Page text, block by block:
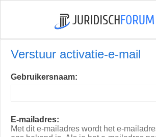
Verstuur activatie-e-mail
Gebruikersnaam:
E-mailadres:
Met dit e-mailadres wordt het e-